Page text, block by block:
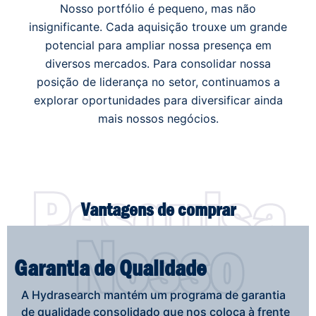
Nosso portfólio é pequeno, mas não
insignificante. Cada aquisição trouxe um grande
potencial para ampliar nossa presença em
diversos mercados. Para consolidar nossa
posição de liderança no setor, continuamos a
explorar oportunidades para diversificar ainda
mais nossos negócios.
Pesquisa
Hydra
Vantagens de comprar
Garantia de Qualidade
Nosso
A Hydrasearch mantém um programa de garantia
de qualidade consolidado que nos coloca à frente